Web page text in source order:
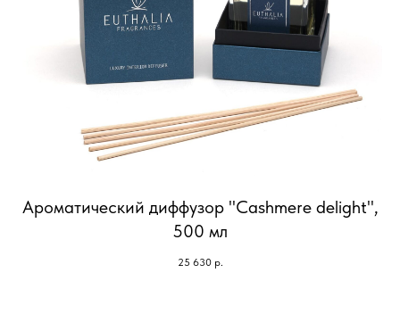
Ароматический диффузор "Cashmere delight",
500 мл
25 630 р.